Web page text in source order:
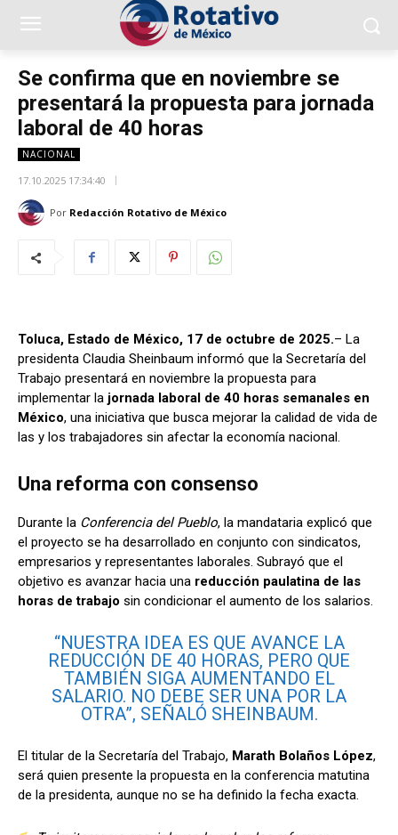
Se confirma que en noviembre se
presentará la propuesta para jornada
laboral de 40 horas
NACIONAL
17.10.2025 17:34:40
Por Redacción Rotativo de México
Toluca, Estado de México, 17 de octubre de 2025.– La
presidenta Claudia Sheinbaum informó que la Secretaría del
Trabajo presentará en noviembre la propuesta para
implementar la jornada laboral de 40 horas semanales en
México, una iniciativa que busca mejorar la calidad de vida de
las y los trabajadores sin afectar la economía nacional.
Una reforma con consenso
Durante la Conferencia del Pueblo, la mandataria explicó que
el proyecto se ha desarrollado en conjunto con sindicatos,
empresarios y representantes laborales. Subrayó que el
objetivo es avanzar hacia una reducción paulatina de las
horas de trabajo sin condicionar el aumento de los salarios.
“NUESTRA IDEA ES QUE AVANCE LA
REDUCCIÓN DE 40 HORAS, PERO QUE
TAMBIÉN SIGA AUMENTANDO EL
SALARIO. NO DEBE SER UNA POR LA
OTRA”, SEÑALÓ SHEINBAUM.
El titular de la Secretaría del Trabajo, Marath Bolaños López,
será quien presente la propuesta en la conferencia matutina
de la presidenta, aunque no se ha definido la fecha exacta.